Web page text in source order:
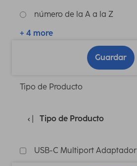
número de la A a la Z
+ 4 more
Guardar
Tipo de Producto
Tipo de Producto
USB-C Multiport Adaptador